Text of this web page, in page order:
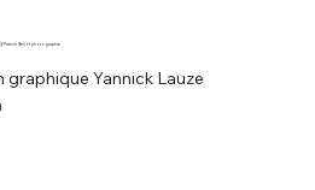
@Patrick Berjot photographie
graphique Yannick Lauze